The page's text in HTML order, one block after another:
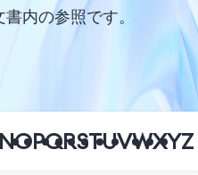
内の参照です。
OPQRSTUVWXYZ